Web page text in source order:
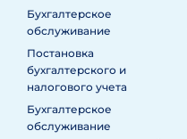
Бухгалтерское
обслуживание
Постановка
бухгалтерского и
налогового учета
Бухгалтерское
обслуживание